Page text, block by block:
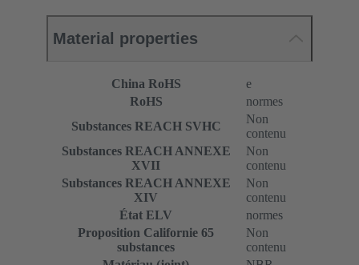
Material properties
China RoHS
e
RoHS
normes
Substances REACH SVHC
Non
contenu
Substances REACH ANNEXE
XVII
Non
contenu
Substances REACH ANNEXE
XIV
Non
contenu
État ELV
normes
Proposition Californie 65
substances
Non
contenu